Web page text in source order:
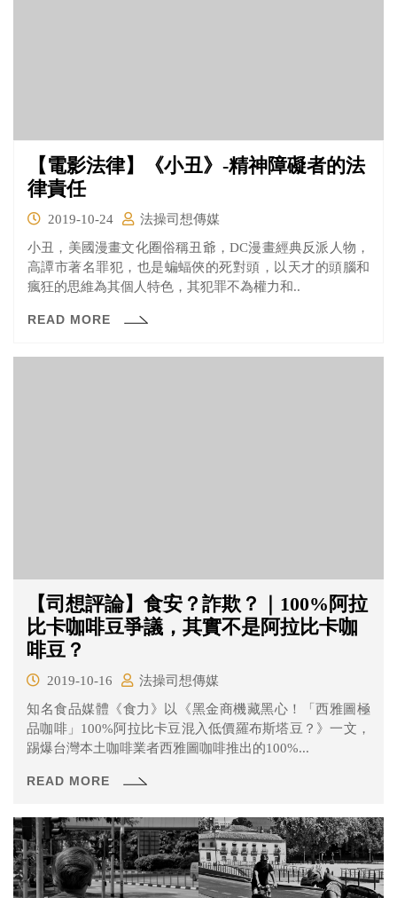
【電影法律】《小丑》-精神障礙者的法
律責任
2019-10-24
法操司想傳媒
小丑，美國漫畫文化圈俗稱丑爺，DC漫畫經典反派人物，
高譚市著名罪犯，也是蝙蝠俠的死對頭，以天才的頭腦和
瘋狂的思維為其個人特色，其犯罪不為權力和..
READ MORE
【司想評論】食安？詐欺？｜100%阿拉
比卡咖啡豆爭議，其實不是阿拉比卡咖
啡豆？
2019-10-16
法操司想傳媒
知名食品媒體《食力》以《黑金商機藏黑心！「西雅圖極
品咖啡」100%阿拉比卡豆混入低價羅布斯塔豆？》一文，
踢爆台灣本土咖啡業者西雅圖咖啡推出的100%...
READ MORE